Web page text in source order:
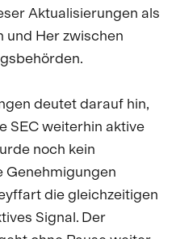
Aktualisierungen als
und Her zwischen
deutet darauf hin,
SEC weiterhin aktive
noch kein
Genehmigungen
die gleichzeitigen
Signal. Der